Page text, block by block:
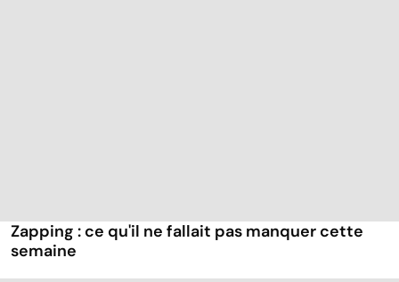
Zapping : ce qu'il ne fallait pas manquer cette
semaine